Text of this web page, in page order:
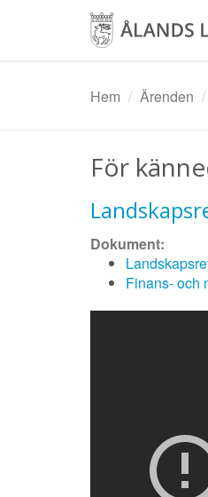
Hem Ärenden
För
Dokument:
Finans- och